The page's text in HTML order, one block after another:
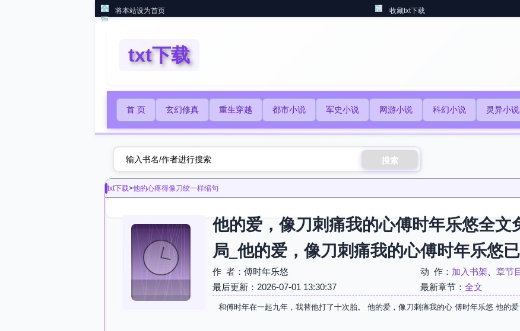
将本站设为首页 收藏txt下载
txt下载
首 页 玄幻修真 重生穿越 都市小说 军史小说 网游小说 科幻小说 灵异小说
搜索
txt下载>他的心疼得像刀绞一样缩句
他的爱，像刀刺痛我的心傅时年乐悠全文
局_他的爱，像刀刺痛我的心傅时年乐悠
作 者：傅时年乐悠 动 作： 加入书架 章节
最后更新：2026-07-01 13:30:37
最新章节： 全文
和傅时年在一起九年，我替他打了十次胎。 他的爱，像刀刺痛我的心 傅时年乐悠 他的